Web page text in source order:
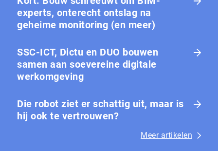
experts, onterecht ontslag na
geheime monitoring (en meer)
SSC-ICT, Dictu en DUO bouwen
samen aan soevereine digitale
werkomgeving
Die robot ziet er schattig uit, maar is
hij ook te vertrouwen?
Meer artikelen